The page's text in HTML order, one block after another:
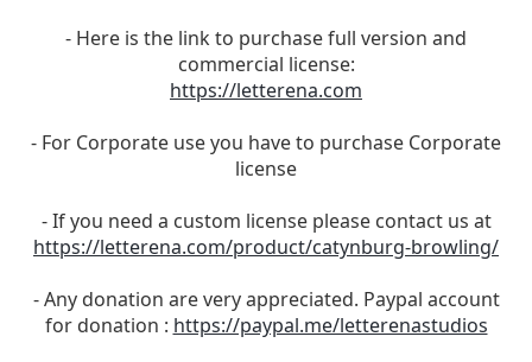
- Here is the link to purchase full version and
commercial license:
https://letterena.com
- For Corporate use you have to purchase Corporate
license
- If you need a custom license please contact us at
https://letterena.com/product/catynburg-browling/
- Any donation are very appreciated. Paypal account
for donation : https://paypal.me/letterenastudios